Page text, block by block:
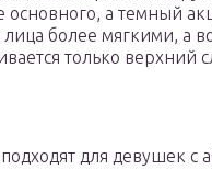
основного, а темный
более мягкими, а
только верхний
для девушек